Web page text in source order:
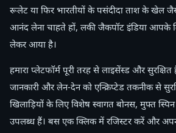
रूलेट या फिर भारतीयों के पसंदीदा ताश के खेल
आनंद लेना चाहते हों, लकी जैकपॉट इंडिया
लेकर आया है।
हमारा प्लेटफॉर्म पूरी तरह से लाइसेंस्ड और
जानकारी और लेन-देन को एन्क्रिप्टेड तकनीक से
खिलाड़ियों के लिए विशेष स्वागत बोनस, मुफ्त
उपलब्ध हैं। बस एक क्लिक में रजिस्टर करें और